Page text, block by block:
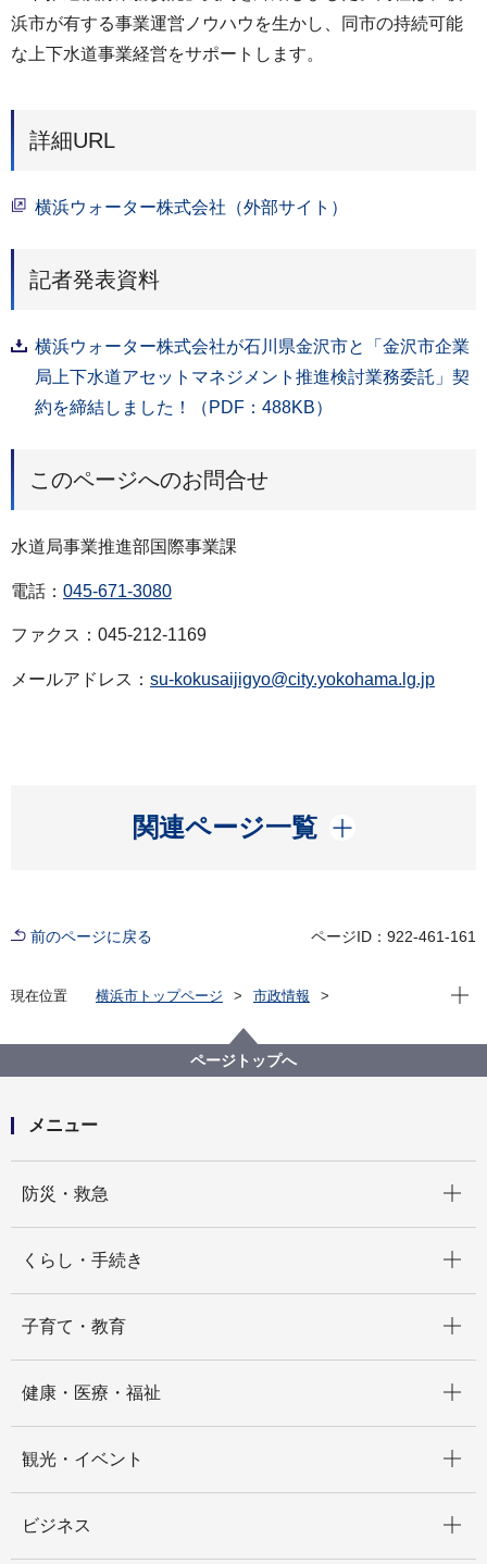
浜市が有する事業運営ノウハウを生かし、同市の持続可能
な上下水道事業経営をサポートします。
詳細URL
横浜ウォーター株式会社（外部サイト）
記者発表資料
横浜ウォーター株式会社が石川県金沢市と「金沢市企業
局上下水道アセットマネジメント推進検討業務委託」契
約を締結しました！（PDF：488KB）
このページへのお問合せ
水道局事業推進部国際事業課
電話： 045-671-3080
ファクス：045-212-1169
メールアドレス： su-kokusaijigyo@city.yokohama.lg.jp
関連ページ一覧
開く
前のページに戻る ページID：922-461-161
現在位置 横浜市トップページ
市政情報
横浜ウォーター株式会社が石川県金沢市と「金沢市企
業局上下水道アセットマネジメント推進検討業務委
現在
ページトップへ
メニュー
防災・救急
くらし・手続き
子育て・教育
健康・医療・福祉
観光・イベント
ビジネス